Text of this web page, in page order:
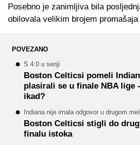
Posebno je zanimljiva bila
obilovala velikim brojem
POVEZANO
S 4:0 u seriji
Boston Celticsi pomeli
plasirali se u finale NBA lige
ikad?
Indiana nije imala odgovor u drugom
Boston Celticsi stigli do
finalu istoka